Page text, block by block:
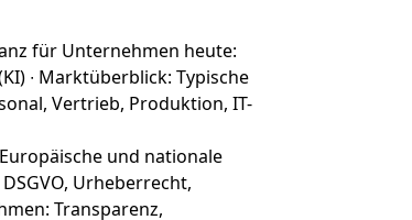
für Unternehmen heute:
∙ Marktüberblick: Typische
Vertrieb, Produktion, IT-
und nationale
Urheberrecht,
Transparenz,